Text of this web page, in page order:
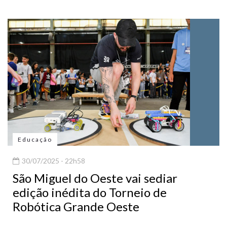
Educação
30/07/2025 - 22h58
São Miguel do Oeste vai sediar
edição inédita do Torneio de
Robótica Grande Oeste